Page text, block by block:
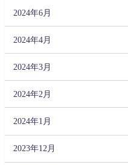
2024年6月
2024年4月
2024年3月
2024年2月
2024年1月
2023年12月